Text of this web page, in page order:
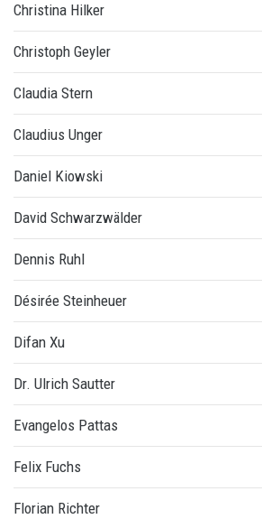
Christina Hilker
Christoph Geyler
Claudia Stern
Claudius Unger
Daniel Kiowski
David Schwarzwälder
Dennis Ruhl
Désirée Steinheuer
Difan Xu
Dr. Ulrich Sautter
Evangelos Pattas
Felix Fuchs
Florian Richter